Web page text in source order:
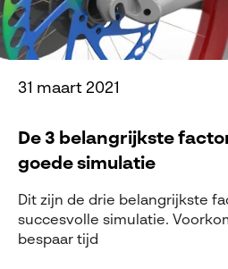
31 maart 2021
De 3 belangrijkste
goede simulatie
Dit zijn de drie belangrijkste
succesvolle simulatie.
bespaar tijd